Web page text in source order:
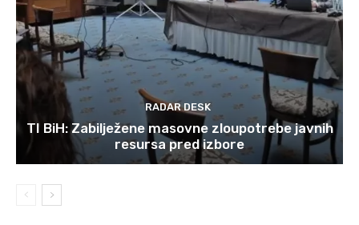
RADAR DESK
TI BiH: Zabilježene masovne zloupotrebe javnih
resursa pred izbore